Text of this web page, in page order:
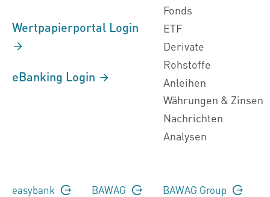
Wertpapierportal Login
eBanking Login
Fonds
ETF
Derivate
Rohstoffe
Anleihen
Währungen & Zinsen
Nachrichten
Analysen
easybank BAWAG BAWAG Group